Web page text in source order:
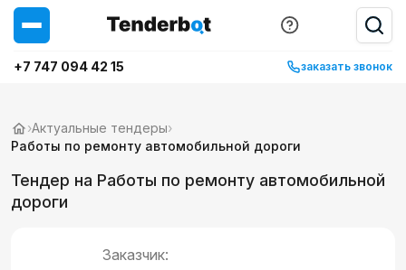
+7 747 094 42 15 заказать звонок
›Актуальные тендеры›
Работы по ремонту автомобильной дороги
Тендер на Работы по ремонту автомобильной
дороги
Заказчик: